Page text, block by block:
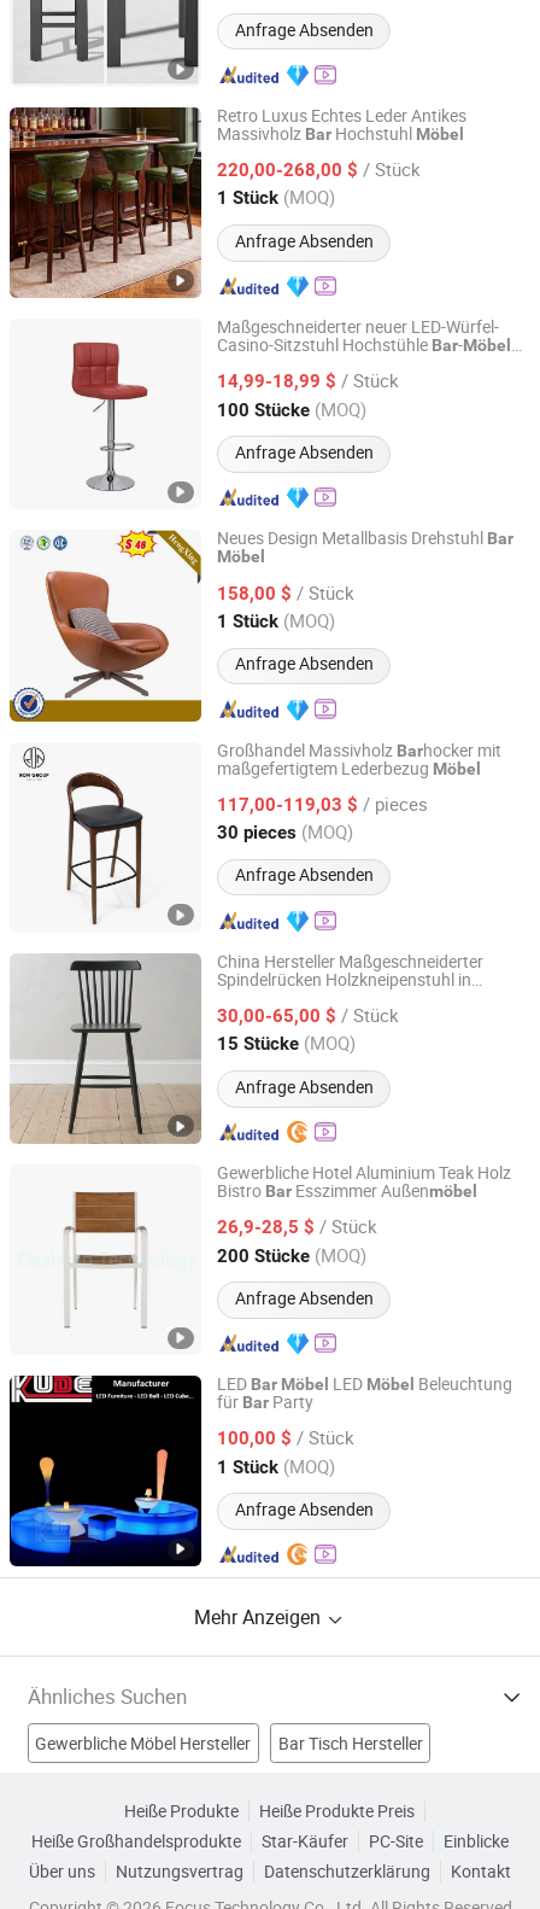
Anfrage Absenden
Retro Luxus Echtes Leder Antikes
Massivholz Bar Hochstuhl Möbel
220,00-268,00 $ / Stück
1 Stück (MOQ)
Anfrage Absenden
Foshan Angkelei Furniture Com., Ltd
Guangdong, China Seit 2026
Maßgeschneiderter neuer LED-Würfel-
Casino-Sitzstuhl Hochstühle Bar-Möbel
14,99-18,99 $ / Stück
100 Stücke (MOQ)
Anfrage Absenden
Anji Zhenguan Furniture Co., Ltd.
Zhejiang, China Seit 2007
Neues Design Metallbasis Drehstuhl Bar
Möbel
158,00 $ / Stück
1 Stück (MOQ)
Anfrage Absenden
Foshan Ulink Furniture Limited
Guangdong, China Seit 2021
Großhandel Massivholz Barhocker mit
maßgefertigtem Lederbezug Möbel
117,00-119,03 $ / pieces
30 pieces (MOQ)
Anfrage Absenden
Foshan Ron Hospitality Supplies Co., Ltd.
Guangdong, China Seit 2025
China Hersteller Maßgeschneiderter
Spindelrücken Holzkneipenstuhl in
Design Hohe Rückenlehnenstühle für die
Bar Restaurant Garten
30,00-65,00 $ / Stück
15 Stücke (MOQ)
Anfrage Absenden
Qingdao Crescent Furniture Co., Ltd.
Shandong, China Seit 2023
Gewerbliche Hotel Aluminium Teak Holz
Bistro Bar Esszimmer Außenmöbel
26,9-28,5 $ / Stück
200 Stücke (MOQ)
Anfrage Absenden
De Zheng Technology Co., Ltd.
Guangdong, China Seit 2021
LED Bar Möbel LED Möbel Beleuchtung
für Bar Party
100,00 $ / Stück
1 Stück (MOQ)
Anfrage Absenden
Foshan Kude Electronic Products Co., Ltd.
Guangdong, China Seit 2014
Mehr Anzeigen
Ähnliches Suchen
Gewerbliche Möbel Hersteller Bar Tisch Hersteller
Moderne Bar Möbel Fabriken Barstuhl Möbel Fabriken
Heiße Produkte
Heiße Produkte Preis
Heiße Großhandelsprodukte
Star-Käufer PC-Site
Einblicke
Über uns
Nutzungsvertrag Datenschutzerklärung
Kontakt